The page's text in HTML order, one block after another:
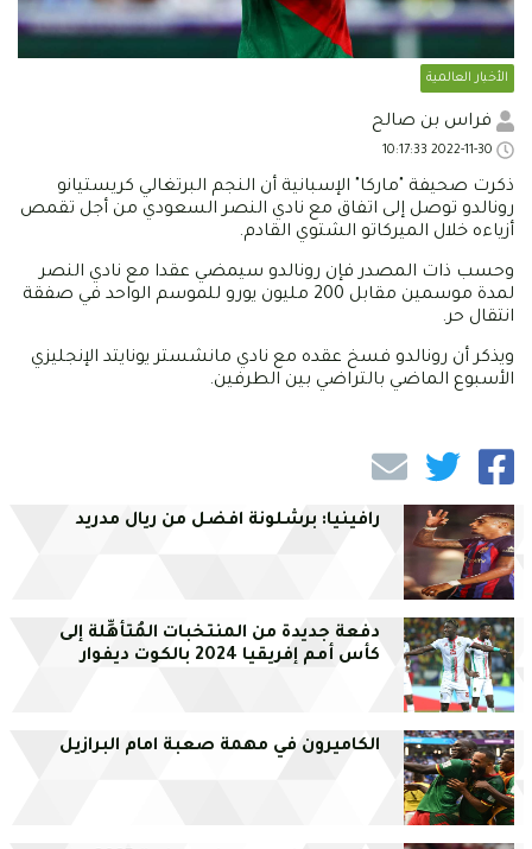
الأخبار العالمية
فراس بن صالح
ذكرت صحيفة "ماركا" الإسبانية أن النجم البرتغالي كريستيانو
رونالدو توصل إلى اتفاق مع نادي النصر السعودي من أجل تقمص
أزياءه خلال الميركاتو الشتوي القادم.
وحسب ذات المصدر فإن رونالدو سيمضي عقدا مع نادي النصر
لمدة موسمين مقابل 200 مليون يورو للموسم الواحد في صفقة
انتقال حر.
ويذكر أن رونالدو فسخ عقده مع نادي مانشستر يونايتد الإنجليزي
الأسبوع الماضي بالتراضي بين الطرفين.
رافينيا: برشلونة افضل من ريال مدريد
دفعة جديدة من المنتخبات المُتأهِّلة إلى
كأس أمم إفريقيا 2024 بالكوت ديفوار
الكاميرون في مهمة صعبة امام البرازيل